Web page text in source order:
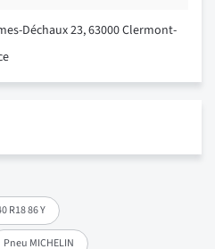
R18 86 Y
Pneu MICHELIN
Déchaux 23, 63000 Clermont-